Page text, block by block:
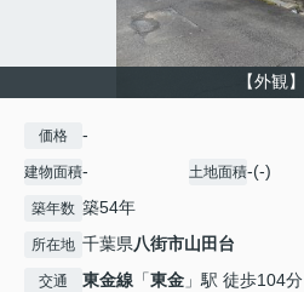
【外観】
価格 -
建物面積- 土地面積-(-)
築年数 築54年
所在地 千葉県八街市山田台
交通 東金線 「東金 」駅 徒歩104分